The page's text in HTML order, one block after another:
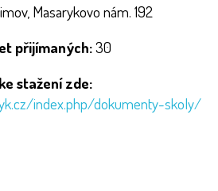
Masarykovo nám. 192
přijímaných:30
stažení zde:
index.php/dokumenty-skoly/